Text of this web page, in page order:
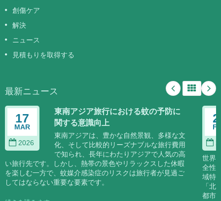
創傷ケア
解決
ニュース
見積もりを取得する
最新ニュース
17
MAR
2026
東南アジア旅行における蚊の予防に
関する意識向上
東南アジアは、豊かな自然景観、多様な文
化、そして比較的リーズナブルな旅行費用
で知られ、長年にわたりアジアで人気の高
い旅行先です。しかし、熱帯の景色やリラックスした休暇
を楽しむ一方で、蚊媒介感染症のリスクは旅行者が見過ご
してはならない重要な要素です。
世界
全性
域特
「北
都市